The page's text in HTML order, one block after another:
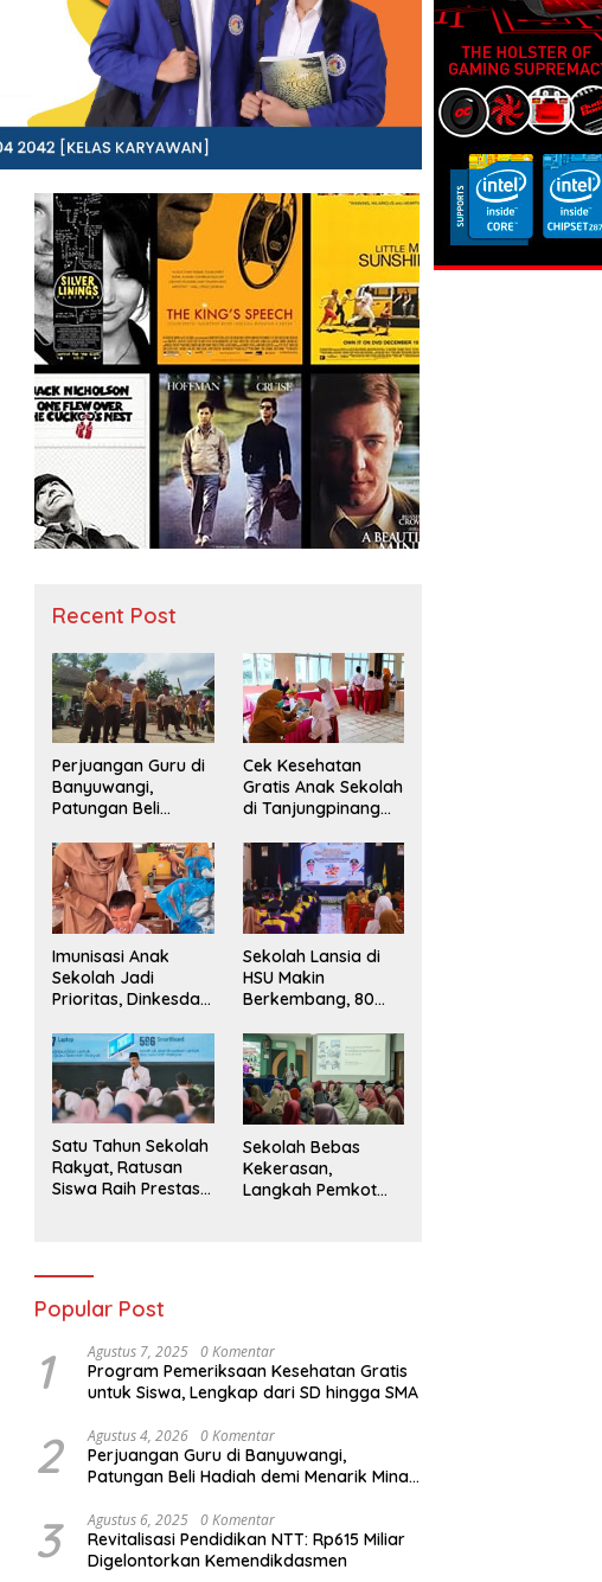
Recent Post
Perjuangan Guru di
Banyuwangi,
Patungan Beli
Menarik Minat Siswa
ke SD Negeri
Cek Kesehatan
Gratis Anak Sekolah
di Tanjungpinang
Siswa
Imunisasi Anak
Sekolah Jadi
Prioritas, Dinkesda
Monitoring BIAS
2026
Sekolah Lansia di
HSU Makin
Berkembang, 80
Wisuda Tahun Ini
Satu Tahun Sekolah
Rakyat, Ratusan
Siswa Raih Prestasi
Sekolah Bebas
Kekerasan,
Langkah Pemkot
Popular Post
1 Agustus 7, 2025 0 Komentar
Program Pemeriksaan Kesehatan Gratis
untuk Siswa, Lengkap dari SD hingga SMA
2 Agustus 4, 2026 0 Komentar
Perjuangan Guru di Banyuwangi,
Patungan Beli Hadiah demi Menarik Minat
3 Agustus 6, 2025 0 Komentar
Revitalisasi Pendidikan NTT: Rp615 Miliar
Digelontorkan Kemendikdasmen